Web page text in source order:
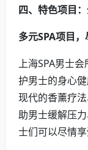
四、特色项目
多元SPA项目
上海SPA男士
护男士的身心
现代的香薰疗
助男士缓解压
士们可以尽情享